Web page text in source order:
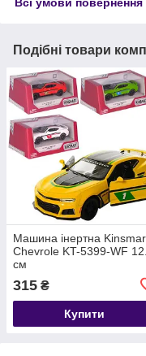
Всі умови повернення
Подібні товари
Машина інертна
Chevrole KT-5399-WF
см
315 ₴
Купити